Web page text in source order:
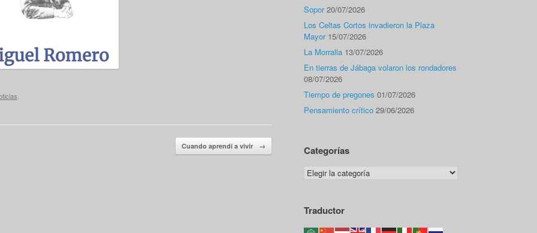
.
Cuando aprendí a vivir →
Sopor 20/07/2026
Los Celtas Cortos invadieron la Plaza
Mayor 15/07/2026
La Morralla 13/07/2026
En tierras de Jábaga volaron los rondadores
08/07/2026
Tiempo de pregones 01/07/2026
Pensamiento crítico 29/06/2026
Categorías
Categorías
Traductor